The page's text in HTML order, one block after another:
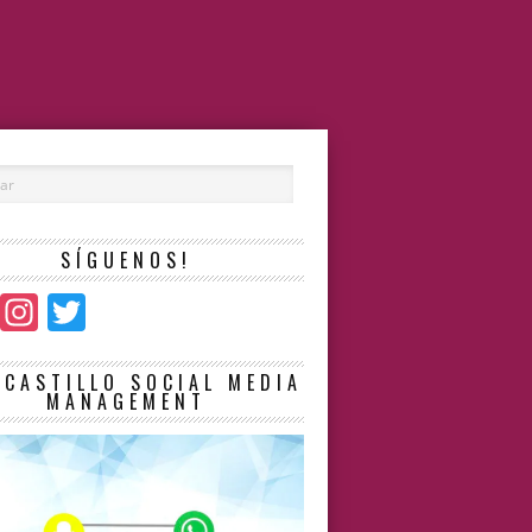
SÍGUENOS!
Instagram
SOCIAL MEDIA
MANAGEMENT